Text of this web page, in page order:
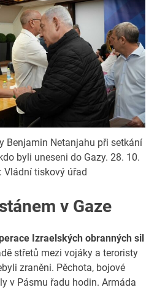
Benjamin Netanjahu při setkání
byli uneseni do Gazy. 28. 10.
Vládní tiskový úřad
v Gaze
Izraelských obranných sil
střetů mezi vojáky a teroristy
zraněni. Pěchota, bojové
v Pásmu řadu hodin. Armáda